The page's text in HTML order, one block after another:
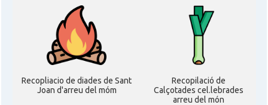
Recopliacio de diades de Sant
Joan d'arreu del móm
Recopilació de
Calçotades cel.lebrades
arreu del món